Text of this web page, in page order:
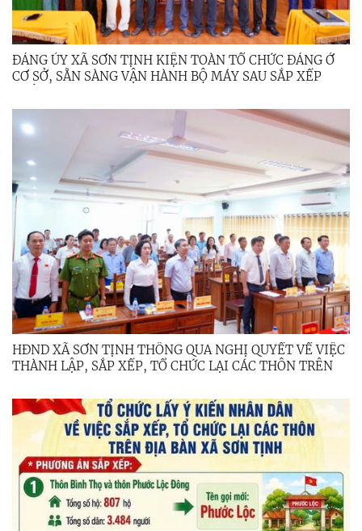
ĐẢNG ỦY XÃ SƠN TỊNH KIỆN TOÀN TỔ CHỨC ĐẢNG Ở
CƠ SỞ, SẴN SÀNG VẬN HÀNH BỘ MÁY SAU SẮP XẾP
HĐND XÃ SƠN TỊNH THÔNG QUA NGHỊ QUYẾT VỀ VIỆC
THÀNH LẬP, SẮP XẾP, TỔ CHỨC LẠI CÁC THÔN TRÊN